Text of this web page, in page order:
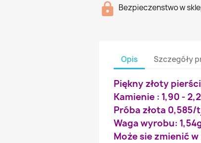
Bezpieczenstwo w
Opis Szczegóły
Piękny złoty
Kamienie : 1,90 -
Próba złota 0,585/
Waga wyrobu:
Może sie zmienić